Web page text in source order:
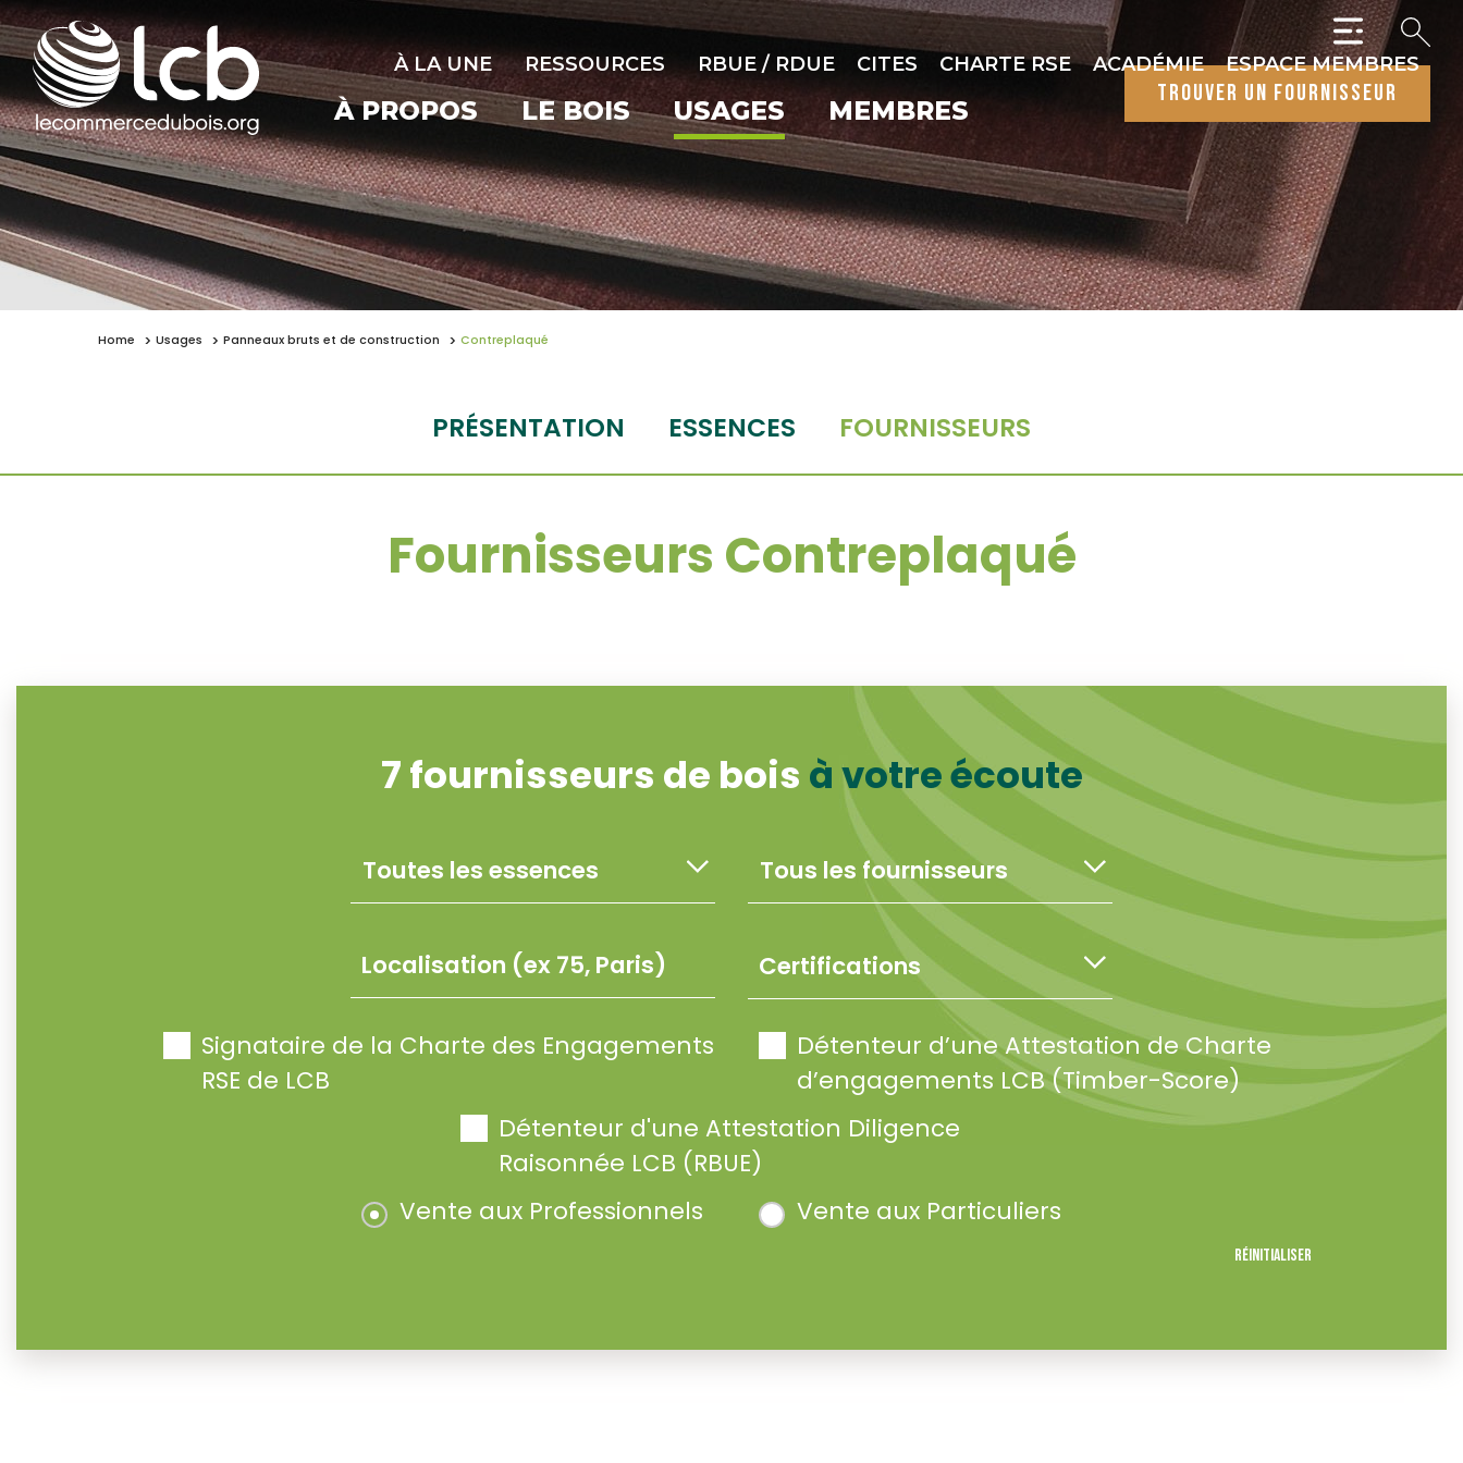
À LA UNE RESSOURCES RBUE / RDUE CITES CHARTE RSE ACADÉMIE ESPACE MEMBRES
À PROPOS LE BOIS USAGES MEMBRES
trouver un fournisseur
Home Usages Panneaux bruts et de construction Contreplaqué
PRÉSENTATION ESSENCES FOURNISSEURS
Fournisseurs Contreplaqué
7fournisseurs de bois à votre écoute
Certifications
Signataire de la Charte des Engagements
RSE de LCB
Détenteur d’une Attestation de Charte
d’engagements LCB (Timber-Score)
Détenteur d'une Attestation Diligence
Raisonnée LCB (RBUE)
Vente aux Professionnels
Vente aux Particuliers
Réinitialiser